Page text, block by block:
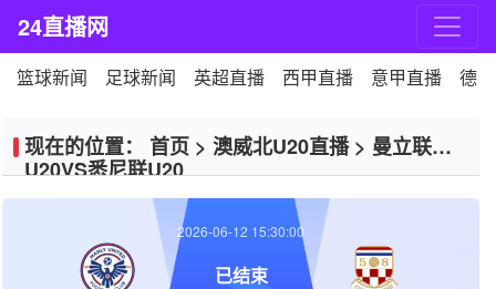
24直播网
篮球新闻 足球新闻 英超直播 西甲直播 意甲直播 德
现在的位置： 首页 > 澳威北U20直播> 曼立联
U20VS悉尼联U20
2026-06-12 15:30:00
已结束